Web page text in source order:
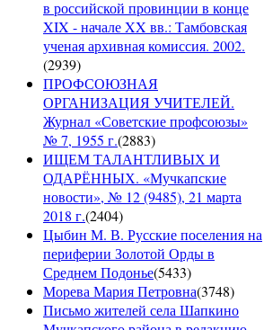
в российской провинции в конце
XIX - начале XX вв.: Тамбовская
ученая архивная комиссия. 2002.
(2939)
ПРОФСОЮЗНАЯ
ОРГАНИЗАЦИЯ УЧИТЕЛЕЙ.
Журнал «Советские профсоюзы»
№ 7, 1955 г.(2883)
ИЩЕМ ТАЛАНТЛИВЫХ И
ОДАРЁННЫХ. «Мучкапские
новости», № 12 (9485), 21 марта
2018 г.(2404)
Цыбин М. В. Русские поселения на
периферии Золотой Орды в
Среднем Подонье(5433)
Морева Мария Петровна(3748)
Письмо жителей села Шапкино